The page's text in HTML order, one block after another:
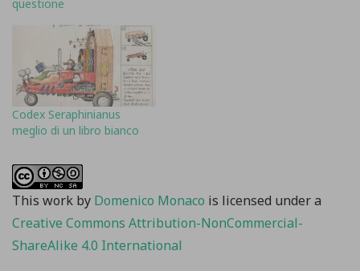
questione
Codex Seraphinianus
meglio di un libro bianco
This work by Domenico Monaco is licensed under a
Creative Commons Attribution-NonCommercial-
ShareAlike 4.0 International